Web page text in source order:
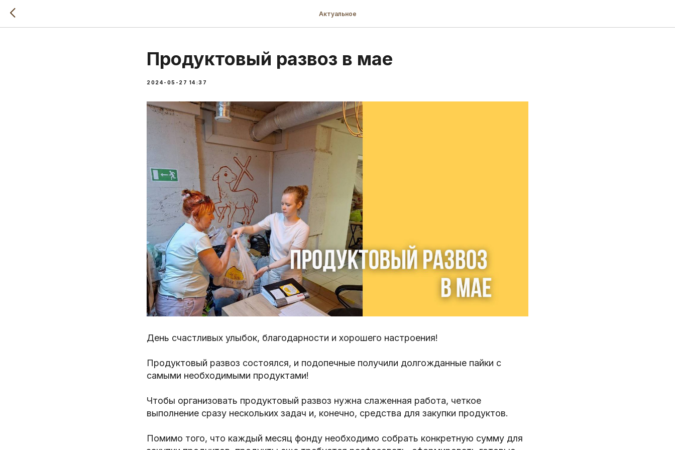
Актуальное
Продуктовый развоз в мае
2024-05-27 14:37
День счастливых улыбок, благодарности и хорошего настроения!
Продуктовый развоз состоялся, и подопечные получили долгожданные пайки с
самыми необходимыми продуктами!
Чтобы организовать продуктовый развоз нужна слаженная работа, четкое
выполнение сразу нескольких задач и, конечно, средства для закупки продуктов.
Помимо того, что каждый месяц фонду необходимо собрать конкретную сумму для